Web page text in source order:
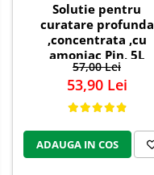
Solutie pentru
curatare profunda
,concentrata ,cu
amoniac Pin, 5L
57,00 Lei
53,90 Lei
ADAUGA IN COS